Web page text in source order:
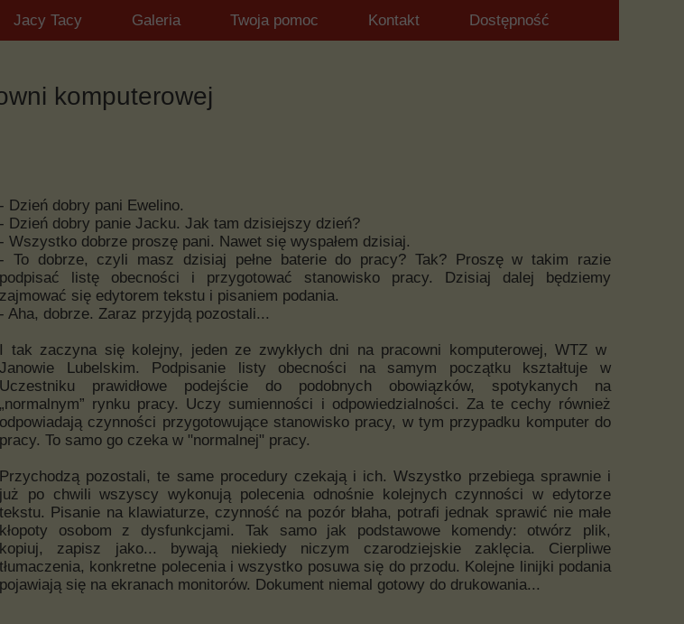
- Dzień dobry pani Ewelino.
- Dzień dobry panie Jacku. Jak tam dzisiejszy dzień?
- Wszystko dobrze proszę pani. Nawet się wyspałem dzisiaj.
- To dobrze, czyli masz dzisiaj pełne baterie do pracy? Tak? Proszę w takim razie
podpisać listę obecności i przygotować stanowisko pracy. Dzisiaj dalej będziemy
zajmować się edytorem tekstu i pisaniem podania.
- Aha, dobrze. Zaraz przyjdą pozostali...
I tak zaczyna się kolejny, jeden ze zwykłych dni na pracowni komputerowej, WTZ w
Janowie Lubelskim. Podpisanie listy obecności na samym początku kształtuje w
Uczestniku prawidłowe podejście do podobnych obowiązków, spotykanych na
„normalnym” rynku pracy. Uczy sumienności i odpowiedzialności. Za te cechy również
odpowiadają czynności przygotowujące stanowisko pracy, w tym przypadku komputer do
pracy. To samo go czeka w "normalnej" pracy.
Przychodzą pozostali, te same procedury czekają i ich. Wszystko przebiega sprawnie i
już po chwili wszyscy wykonują polecenia odnośnie kolejnych czynności w edytorze
tekstu. Pisanie na klawiaturze, czynność na pozór błaha, potrafi jednak sprawić nie małe
kłopoty osobom z dysfunkcjami. Tak samo jak podstawowe komendy: otwórz plik,
kopiuj, zapisz jako... bywają niekiedy niczym czarodziejskie zaklęcia. Cierpliwe
tłumaczenia, konkretne polecenia i wszystko posuwa się do przodu. Kolejne linijki podania
pojawiają się na ekranach monitorów. Dokument niemal gotowy do drukowania...
komputerowej
Jacy Tacy Galeria Twoja pomoc Kontakt Dostępność